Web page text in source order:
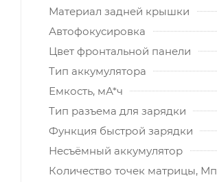
Материал задней крышки
Автофокусировка
Цвет фронтальной панели
Тип аккумулятора
Емкость, мА*ч
Тип разъема для зарядки
Функция быстрой зарядки
Несъёмный аккумулятор
Количество точек матрицы, Мп